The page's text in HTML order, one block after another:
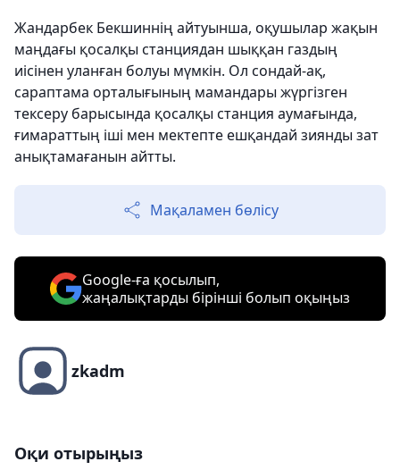
Жандарбек Бекшиннің айтуынша, оқушылар жақын
маңдағы қосалқы станциядан шыққан газдың
иісінен уланған болуы мүмкін. Ол сондай-ақ,
сараптама орталығының мамандары жүргізген
тексеру барысында қосалқы станция аумағында,
ғимараттың іші мен мектепте ешқандай зиянды зат
анықтамағанын айтты.
Мақаламен бөлісу
Google-ға қосылып,
жаңалықтарды бірінші болып оқыңыз
zkadm
Оқи отырыңыз